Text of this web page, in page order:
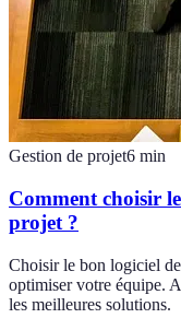
Gestion de projet6 min
Comment choisir
projet ?
Choisir le bon logiciel
optimiser votre équipe.
les meilleures solutions.